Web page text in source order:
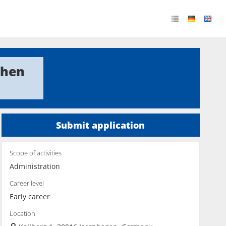
Submit application
Scope of activities
Administration
Career level
Early career
Location